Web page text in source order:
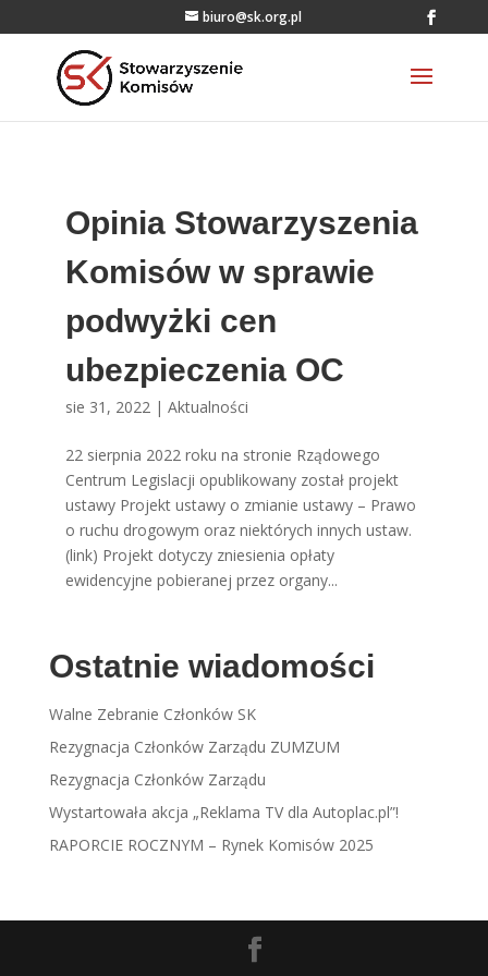
biuro@sk.org.pl
Opinia Stowarzyszenia
Komisów w sprawie
podwyżki cen
ubezpieczenia OC
sie 31, 2022| Aktualności
22 sierpnia 2022 roku na stronie Rządowego
Centrum Legislacji opublikowany został projekt
ustawy Projekt ustawy o zmianie ustawy – Prawo
o ruchu drogowym oraz niektórych innych ustaw.
(link) Projekt dotyczy zniesienia opłaty
ewidencyjne pobieranej przez organy...
Ostatnie wiadomości
Walne Zebranie Członków SK
Rezygnacja Członków Zarządu ZUMZUM
Rezygnacja Członków Zarządu
Wystartowała akcja „Reklama TV dla Autoplac.pl”!
RAPORCIE ROCZNYM – Rynek Komisów 2025